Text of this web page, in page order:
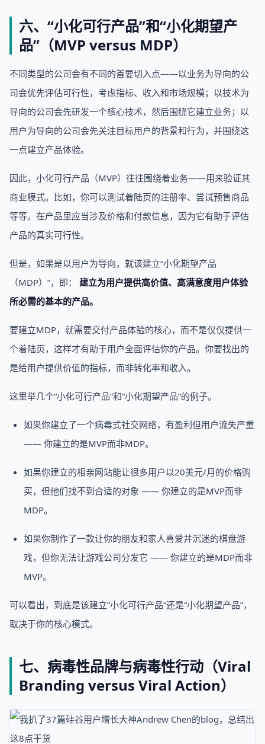
六、“小化可行产品”和“小化期望产
品”（MVP versus MDP）
不同类型的公司会有不同的首要切入点——以业务为导向的公
司会优先评估可行性，考虑指标、收入和市场规模；以技术为
导向的公司会先研发一个核心技术，然后围绕它建立业务；以
用户为导向的公司会先关注目标用户的背景和行为，并围绕这
一点建立产品体验。
因此，小化可行产品（MVP）往往围绕着业务——用来验证其
商业模式。比如，你可以测试着陆页的注册率、尝试预售商品
等等。在产品里应当涉及价格和付款信息，因为它有助于评估
产品的真实可行性。
但是，如果是以用户为导向，就该建立“小化期望产品
（MDP）”，即： 建立为用户提供高价值、高满意度用户体验
所必需的基本的产品。
要建立MDP，就需要交付产品体验的核心，而不是仅仅提供一
个着陆页，这样才有助于用户全面评估你的产品。你要找出的
是给用户提供价值的指标，而非转化率和收入。
这里举几个“小化可行产品”和“小化期望产品”的例子。
如果你建立了一个病毒式社交网络，有盈利但用户流失严重
—— 你建立的是MVP而非MDP。
如果你建立的相亲网站能让很多用户以20美元/月的价格购
买，但他们找不到合适的对象 —— 你建立的是MVP而非
MDP。
如果你制作了一款让你的朋友和家人喜爱并沉迷的棋盘游
戏，但你无法让游戏公司分发它 —— 你建立的是MDP而非
MVP。
可以看出，到底是该建立“小化可行产品”还是“小化期望产品”，
取决于你的核心模式。
七、病毒性品牌与病毒性行动（Viral
Branding versus Viral Action）